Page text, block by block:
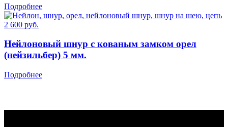
Подробнее
2 600 руб.
Нейлоновый шнур с кованым замком орел
(нейзильбер) 5 мм.
Подробнее